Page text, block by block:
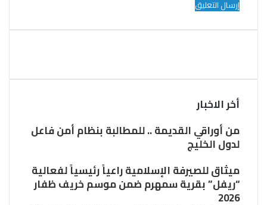
أخر الاخبار
من أوراقي القديمة .. للمطالبة بنظام أمن فاعل
لدول الخليج
ميثاق للصيرفة الإسلامية راعياً رئيسياً لفعالية
“ريفل” بقرية سمهرم ضمن موسم خريف ظفار
2026